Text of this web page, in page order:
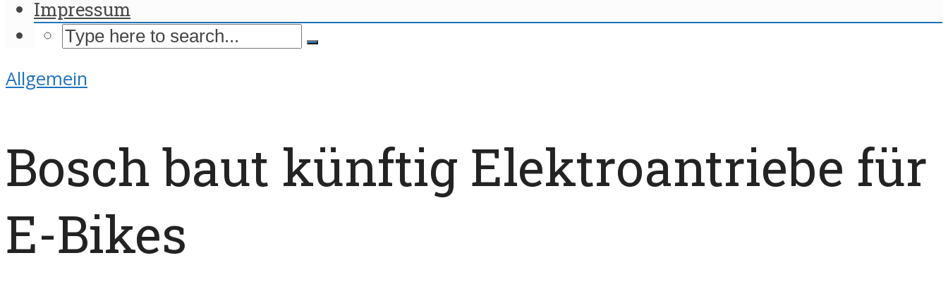
Impressum
Allgemein
Bosch baut künftig Elektroantriebe für
E-Bikes